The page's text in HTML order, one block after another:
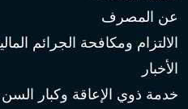
عن المصرف
الالتزام ومكافحة الجرائم
الأخبار
خدمة ذوي الإعاقة وكبار السن